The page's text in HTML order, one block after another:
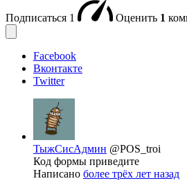
Подписаться 1 Оценить 1
Facebook
Вконтакте
Twitter
ТыжСисАдмин @POS_troi
Код формы приведите
Написано более трёх лет назад